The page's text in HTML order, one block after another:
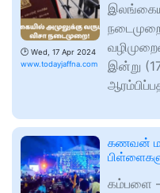
🕑 Wed, 17 Apr 2024
www.todayjaffna.com
இன்று
கணவன்
கம்பளை